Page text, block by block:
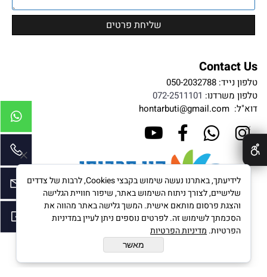
Contact Us
טלפון נייד: 050-2032788
טלפון משרדנו: 072-2511101
דוא"ל: hontarbuti@gmail.com
✕
לידיעתך, באתרנו נעשה שימוש בקבצי Cookies, לרבות של צדדים
שלישיים, לצורך ניתוח השימוש באתר, שיפור חוויית הגלישה
והצגת פרסום מותאם אישית. המשך גלישה באתר מהווה את
הסכמתך לשימוש זה. לפרטים נוספים ניתן לעיין במדיניות
הפרטיות. מדיניות הפרטיות
מאשר